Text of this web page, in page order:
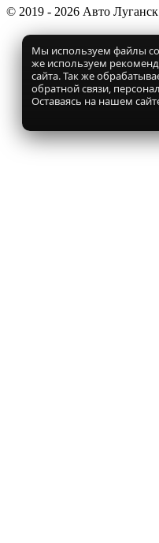
© 2019 - 2026 Авто Луганск
Мы используем файлы
же используем
сайта. Так же
обратной связи,
Оставаясь на нашем